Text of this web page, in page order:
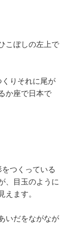
こぼしの左上で
りそれに尾が
か座で日本で
つくっている
、目玉のように
ます。
いだをながなが